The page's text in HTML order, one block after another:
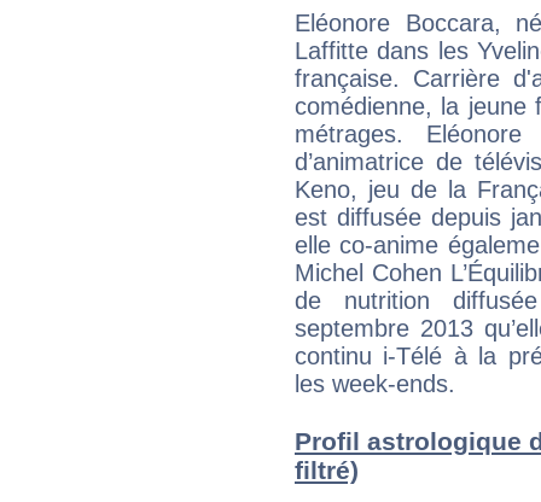
Eléonore Boccara,
Laffitte dans les
française. Carrière
comédienne, la jeune
métrages.
d’animatrice de
Keno, jeu de la
est diffusée depuis
elle co-anime
Michel Cohen
de nutrition
septembre 2013
continu i-Télé à la
les week-ends.
Profil astrologique
filtré)